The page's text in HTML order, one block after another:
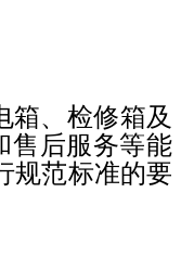
箱、检修箱及
售后服务等能
规范标准的要